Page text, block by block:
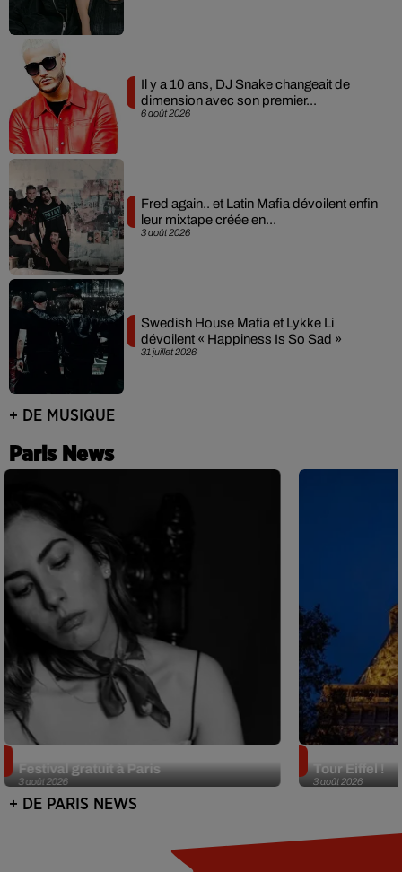
6 août 2026
Il y a 10 ans, DJ Snake changeait de
dimension avec son premier...
3 août 2026
Fred again.. et Latin Mafia dévoilent enfin
leur mixtape créée en...
31 juillet 2026
Swedish House Mafia et Lykke Li
dévoilent « Happiness Is So Sad »
+ DE MUSIQUE
Paris News
3 août 2026
Festival gratuit à Paris
3 août 2026
Tour Eiffel !
+ DE PARIS NEWS